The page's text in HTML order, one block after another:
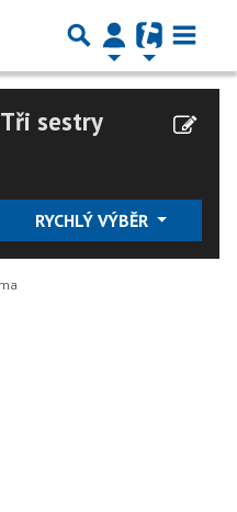
Tři sestry
RYCHLÝ VÝBĚR